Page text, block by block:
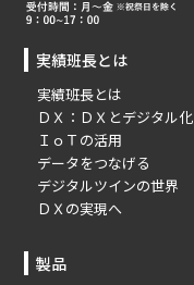
実績班長とは
実績班長とは
ＤＸ：ＤＸとデジタル化
ＩｏＴの活用
データをつなげる
デジタルツインの世界
ＤＸの実現へ
製品